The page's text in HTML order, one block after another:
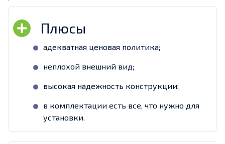
адекватная ценовая политика;
неплохой внешний вид;
высокая надежность конструкции;
в комплектации есть все, что нужно для
установки.